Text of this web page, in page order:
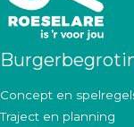
Concept en
Traject en planning